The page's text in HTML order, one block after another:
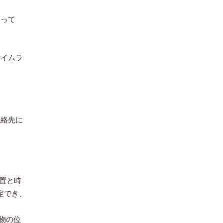
て
ムラ
先に
と時
き、
の位